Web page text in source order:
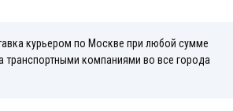
курьером по Москве при любой сумме
транспортными компаниями во все города